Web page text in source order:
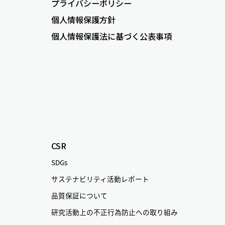
プライバシーポリシー
個人情報保護方針
個人情報保護法に基づく公表事項
CSR
SDGs
サステナビリティ活動レポート
品質保証について
研究活動上の不正行為防止への取り組み